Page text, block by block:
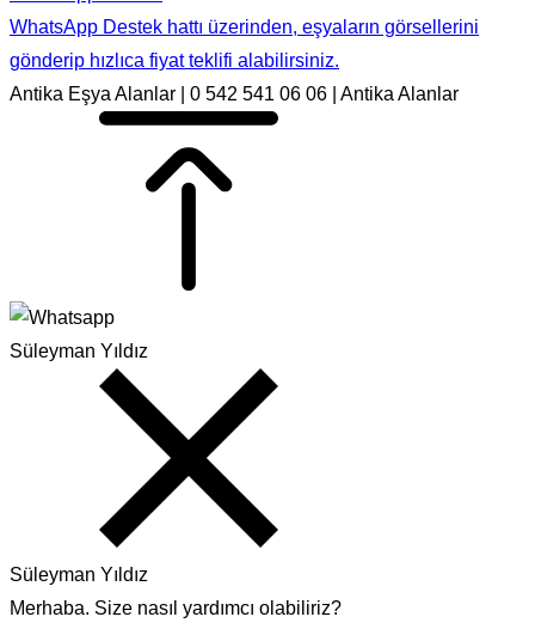
WhatsApp Destek hattı üzerinden, eşyaların görsellerini
gönderip hızlıca fiyat teklifi alabilirsiniz.
Antika Eşya Alanlar | 0 542 541 06 06 | Antika Alanlar
Süleyman Yıldız
Süleyman Yıldız
Merhaba. Size nasıl yardımcı olabiliriz?